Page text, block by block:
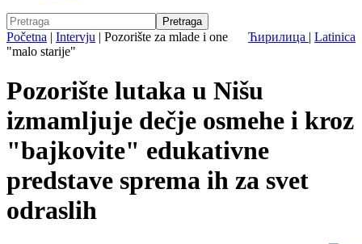
Ћирилица | Latinica
Početna | Intervju | Pozorište za mlade i one
"malo starije"
Pozorište lutaka u Nišu
izmamljuje dečje osmehe i kroz
"bajkovite" edukativne
predstave sprema ih za svet
odraslih